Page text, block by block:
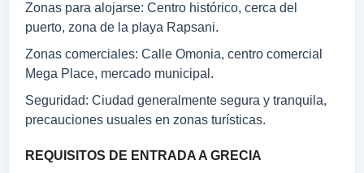
Zonas para alojarse: Centro histórico, cerca del
puerto, zona de la playa Rapsani.
Zonas comerciales: Calle Omonia, centro comercial
Mega Place, mercado municipal.
Seguridad: Ciudad generalmente segura y tranquila,
precauciones usuales en zonas turísticas.
REQUISITOS DE ENTRADA A GRECIA